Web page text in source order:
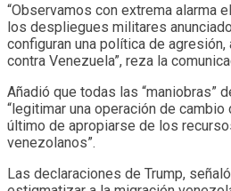
“Observamos con extrema alarma
los despliegues militares
configuran una política de
contra Venezuela”, reza la
Añadió que todas las “maniobras”
“legitimar una operación de
último de apropiarse de los
venezolanos”.
Las declaraciones de Trump,